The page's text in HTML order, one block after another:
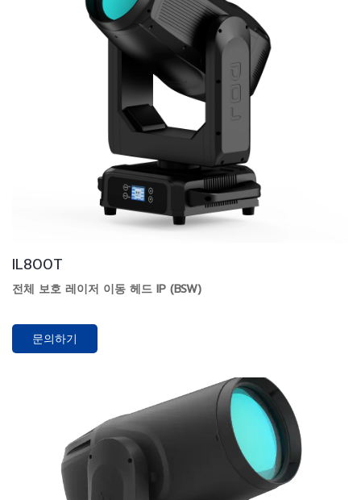
IL800T
전체 보호 레이저 이동 헤드 IP (BSW)
문의하기